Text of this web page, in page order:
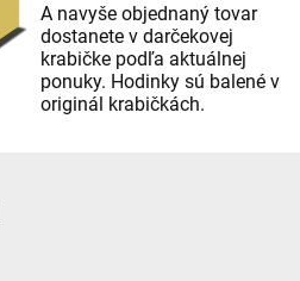
A navyše objednaný tovar
dostanete v darčekovej
krabičke podľa aktuálnej
ponuky. Hodinky sú balené v
originál krabičkách.